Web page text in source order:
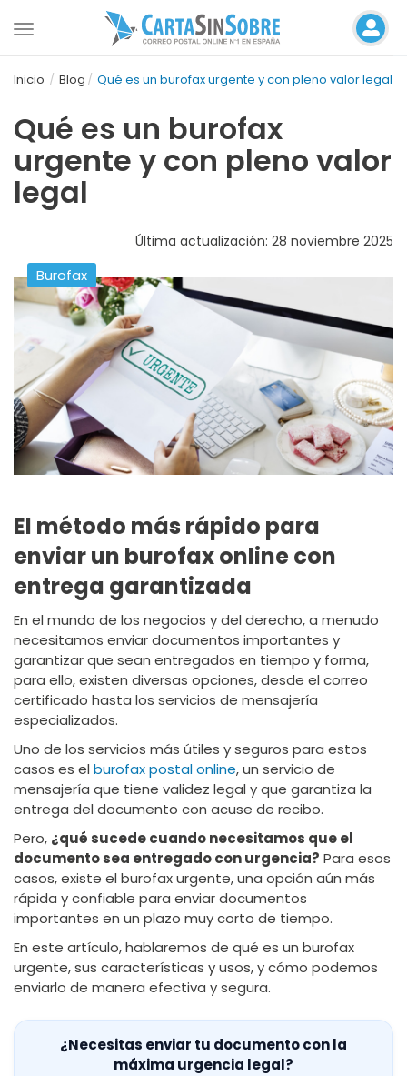
Toggle
Inicio Blog Qué es un burofax urgente y con pleno valor legal
Qué es un burofax
urgente y con pleno valor
legal
Última actualización: 28 noviembre 2025
Burofax
El método más rápido para
enviar un burofax online con
entrega garantizada
En el mundo de los negocios y del derecho, a menudo
necesitamos enviar documentos importantes y
garantizar que sean entregados en tiempo y forma,
para ello, existen diversas opciones, desde el correo
certificado hasta los servicios de mensajería
especializados.
Uno de los servicios más útiles y seguros para estos
casos es el burofax postal online, un servicio de
mensajería que tiene validez legal y que garantiza la
entrega del documento con acuse de recibo.
Pero, ¿qué sucede cuando necesitamos que el
documento sea entregado con urgencia? Para esos
casos, existe el burofax urgente, una opción aún más
rápida y confiable para enviar documentos
importantes en un plazo muy corto de tiempo.
En este artículo, hablaremos de qué es un burofax
urgente, sus características y usos, y cómo podemos
enviarlo de manera efectiva y segura.
¿Necesitas enviar tu documento con la
máxima urgencia legal?